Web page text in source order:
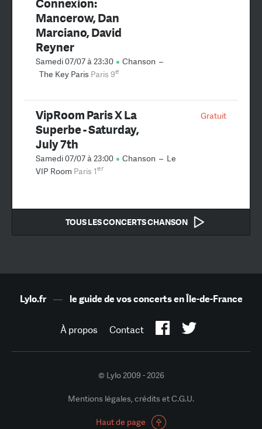
Connexion:
Mancerow, Dan
Marciano, David
Reyner
Samedi 07/07 à 23:30 Chanson –
The Key Paris Paris 9e
Gratuit
VipRoom Paris X La
Superbe - Saturday,
July 7th
Samedi 07/07 à 23:00 Chanson – Le
VIP Room Paris 1er
TOUS LES CONCERTS CHANSON
Lylo.fr— le guide de vos concerts en Île-de-France
À propos Contact
© Lylo 2009 - 2026
Mentions légales, crédits et C.G.U.
Haut de page